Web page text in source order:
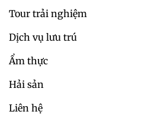
Tour trải nghiệm
Dịch vụ lưu trú
Ẩm thực
Hải sản
Liên hệ